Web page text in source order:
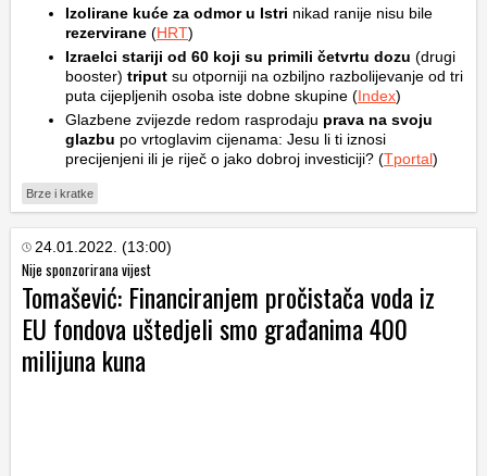
Izolirane kuće za odmor u Istri nikad ranije nisu bile
rezervirane (HRT)
Izraelci stariji od 60 koji su primili četvrtu dozu (drugi
booster) triput su otporniji na ozbiljno razbolijevanje od tri
puta cijepljenih osoba iste dobne skupine (Index)
Glazbene zvijezde redom rasprodaju prava na svoju
glazbu po vrtoglavim cijenama: Jesu li ti iznosi
precijenjeni ili je riječ o jako dobroj investiciji? (Tportal)
Brze i kratke
24.01.2022. (13:00)
Nije sponzorirana vijest
Tomašević: Financiranjem pročistača voda iz
EU fondova uštedjeli smo građanima 400
milijuna kuna